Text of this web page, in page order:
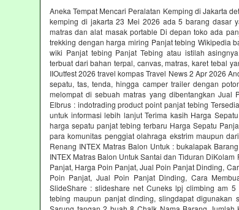
Aneka Tempat Mencari Peralatan Kemping di Jakarta
kemping di jakarta 23 Mei 2026 ada 5 barang dasar
matras dan alat masak portable Di depan toko ada
trekking dengan harga miring Panjat tebing Wikipedia
wiki Panjat tebing Panjat Tebing atau istilah
terbuat dari bahan terpal, canvas, matras, karet tebal
IIOutfest 2026 travel kompas Travel News 2 Apr 2026
sepatu, tas, tenda, hingga camper trailer dengan
melompat di sebuah matras yang dibentangkan Jual
Elbrus : indotrading product point panjat tebing
untuk informasi lebih lanjut Terima kasih Harga
harga sepatu panjat tebing terbaru Harga Sepatu
para komunitas penggiat olahraga ekstrim maupun
Renang INTEX Matras Balon Untuk : bukalapak
INTEX Matras Balon Untuk Santai dan Tiduran
Panjat, Harga Poin Panjat, Jual Poin Panjat Dinding,
Poin Panjat, Jual Poin Panjat Dinding, Cara
SlideShare : slideshare net Cuneks lpj climbing am
tebing maupun panjat dinding, slingdapat